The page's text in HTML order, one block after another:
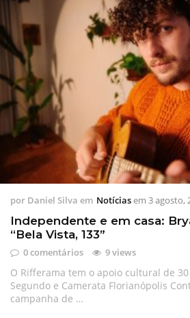
por Daniel Silva em Notíciasem 3 agosto,
Independente e em casa:
“Bela Vista, 133”
0 comentários 9 views
O Rifferama tem o apoio cultural de 30
Segundo e Camerata Florianópolis
campanha de …